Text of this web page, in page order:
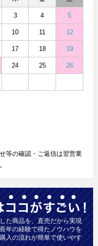
3 4 5
10 11 12
17 18 19
24 25 26
等の確認・ご返信は翌営業
た商品を、直売だから実現
年の経験で得たノウハウを
入の流れが簡単で使いやす